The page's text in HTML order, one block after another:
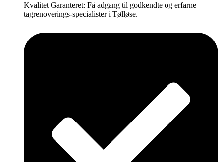
Kvalitet Garanteret: Få adgang til godkendte og erfarne
tagrenoverings-specialister i Tølløse.